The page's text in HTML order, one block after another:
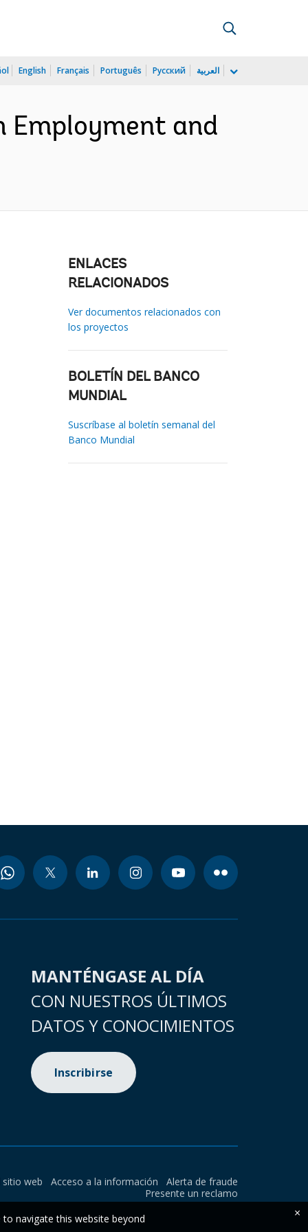
English Français Português Русский العربية
Employment and
ENLACES
RELACIONADOS
Ver documentos relacionados con
los proyectos
BOLETÍN DEL BANCO
MUNDIAL
Suscríbase al boletín semanal del
Banco Mundial
MANTÉNGASE AL DÍA
CON NUESTROS ÚLTIMOS
DATOS Y CONOCIMIENTOS
Inscribirse
sitio web Acceso a la información
Alerta de fraude
Presente un reclamo
navigate this website beyond
×